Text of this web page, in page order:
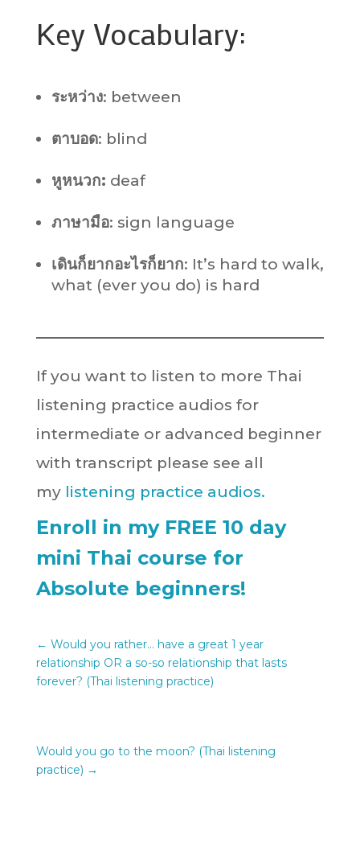
Key Vocabulary:
ระหว่าง: between
ตาบอด: blind
หูหนวก: deaf
ภาษามือ: sign language
เดินก็ยากอะไรก็ยาก: It’s hard to walk,
what (ever you do) is hard
If you want to listen to more Thai
listening practice audios for
intermediate or advanced beginner
with transcript please see all
my listening practice audios.
Enroll in my FREE 10 day
mini Thai course for
Absolute beginners!
← Would you rather... have a great 1 year
relationship OR a so-so relationship that lasts
forever? (Thai listening practice)
Would you go to the moon? (Thai listening
practice) →